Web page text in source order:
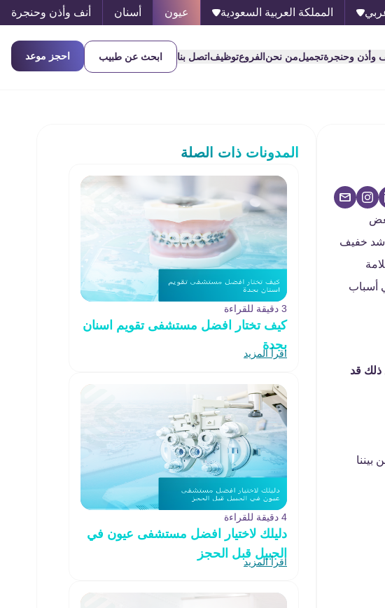
المملكة العربية السعودية عيون أسنان أنف وأذن وحنجرة
وأذن وحنجرةتجميلمن نحن الفروعتوظيف اتصل بنا ابحث عن طبيب احجز موعد
شد خفيف
أسباب
ذلك قد
المدونات ذات الصلة
3 دقيقة للقراءة
كيف تختار افضل مستشفى تقويم اسنان
بجدة
اقرأ المزيد
4 دقيقة للقراءة
دليلك لاختيار افضل مستشفى عيون في
الجبيل قبل الحجز
اقرأ المزيد